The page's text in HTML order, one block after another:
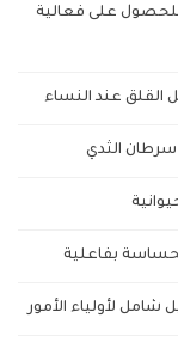
على فعالية
القلق عند النساء
سرطان الثدي
بفاعلية
شامل لأولياء الأمور